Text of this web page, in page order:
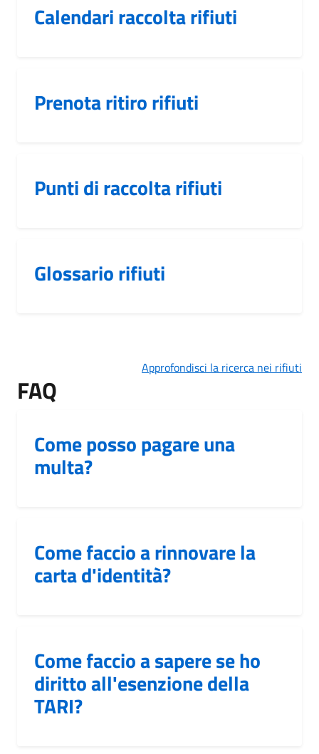
Calendari raccolta rifiuti
Prenota ritiro rifiuti
Punti di raccolta rifiuti
Glossario rifiuti
Approfondisci la ricerca nei rifiuti
FAQ
Come posso pagare una
multa?
Come faccio a rinnovare la
carta d'identità?
Come faccio a sapere se ho
diritto all'esenzione della
TARI?